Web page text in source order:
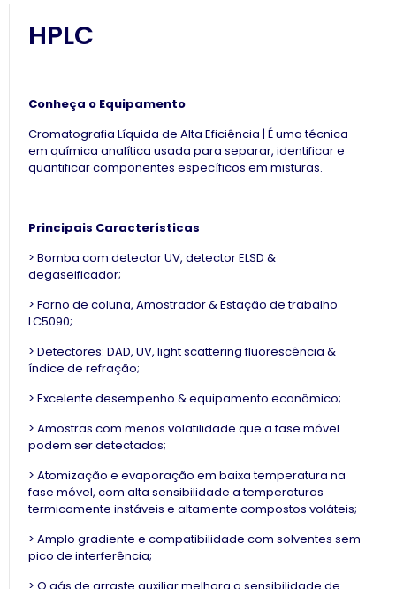
HPLC
Conheça o Equipamento
Cromatografia Líquida de Alta Eficiência | É uma técnica
em química analítica usada para separar, identificar e
quantificar componentes específicos em misturas.
Principais Características
> Bomba com detector UV, detector ELSD &
degaseificador;
> Forno de coluna, Amostrador & Estação de trabalho
LC5090;
> Detectores: DAD, UV, light scattering fluorescência &
índice de refração;
> Excelente desempenho & equipamento econômico;
> Amostras com menos volatilidade que a fase móvel
podem ser detectadas;
> Atomização e evaporação em baixa temperatura na
fase móvel, com alta sensibilidade a temperaturas
termicamente instáveis ​​e altamente compostos voláteis;
> Amplo gradiente e compatibilidade com solventes sem
pico de interferência;